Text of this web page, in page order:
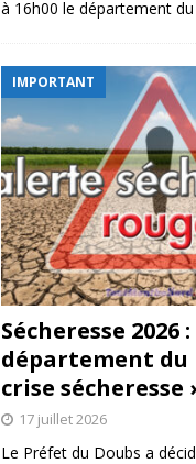
à 16h00 le département
IMPORTANT
Sécheresse 2026
département du
crise sécheresse
17 juillet 2026
Le Préfet du Doubs a